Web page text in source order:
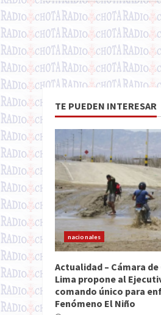
TE PUEDEN INTERESAR
nacionales
Actualidad – Cámara
Lima propone al
comando único para
Fenómeno El Niño